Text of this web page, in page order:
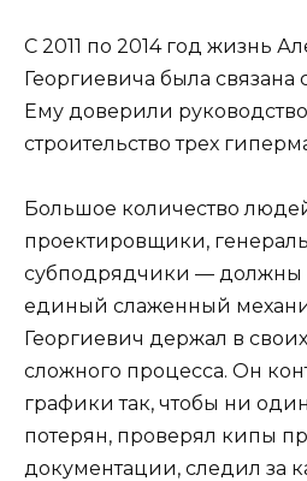
С 2011 по 2014 год жизнь
Георгиевича была связана
Ему доверили
строительство трех
Большое количество
проектировщики,
субподрядчики — должны
единый слаженный
Георгиевич держал в
сложного процесса. Он
графики так, чтобы ни
потерян, проверял кипы
документации, следил за